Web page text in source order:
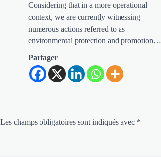
Considering that in a more operational
context, we are currently witnessing
numerous actions referred to as
environmental protection and promotion…
Partager
Les champs obligatoires sont indiqués avec *